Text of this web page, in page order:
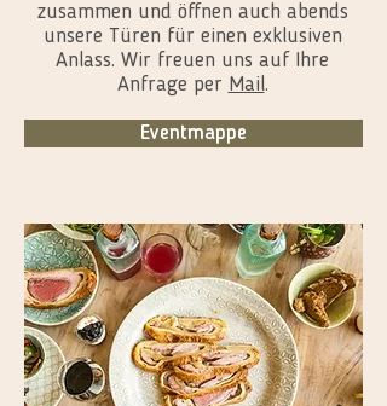
zusammen und öffnen auch abends
unsere Türen für einen exklusiven
Anlass. Wir freuen uns auf Ihre
Anfrage per Mail.
Eventmappe